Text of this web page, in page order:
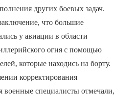
других боевых задач.
что большие
у авиации в области
огня с помощью
которые находись на борту.
корректирования
военные специалисты отмечали,